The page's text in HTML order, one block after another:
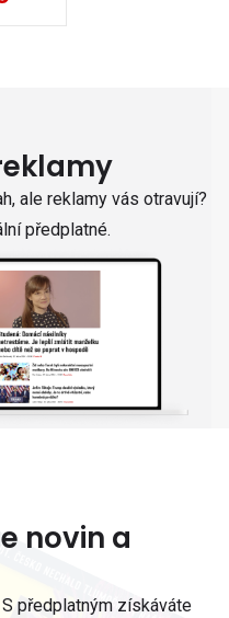
ale reklamy vás otravují?
předplatné.
novin a
předplatným získáváte